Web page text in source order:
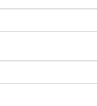
2013